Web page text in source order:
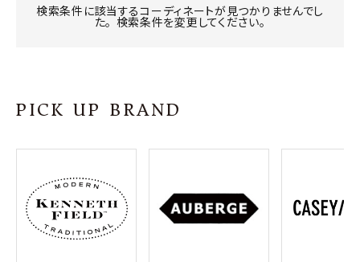
プライバシーポリシー
特定商取引法について
お問い合わせ
OFFICIAL WEB SITE
検索条件に該当するコーディネートが見つかりませんでし
た。 検索条件を変更してください。
PICK UP BRAND